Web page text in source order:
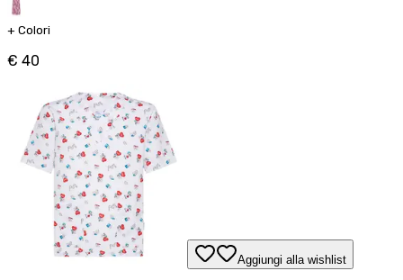
+ Colori
€ 40
Aggiungi alla wishlist